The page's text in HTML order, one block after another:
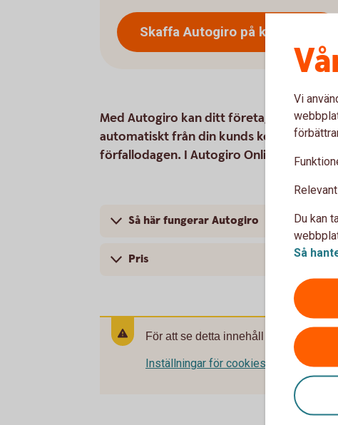
Skaffa Autogiro på kontor
Med Autogiro kan ditt företag ta betalt
automatiskt från din kunds konto på
förfallodagen. I Autogiro Online får du
Så här fungerar Autogiro
Pris
För att se detta innehåll behöver du
Inställningar för cookies
Vi
Du kan
Så